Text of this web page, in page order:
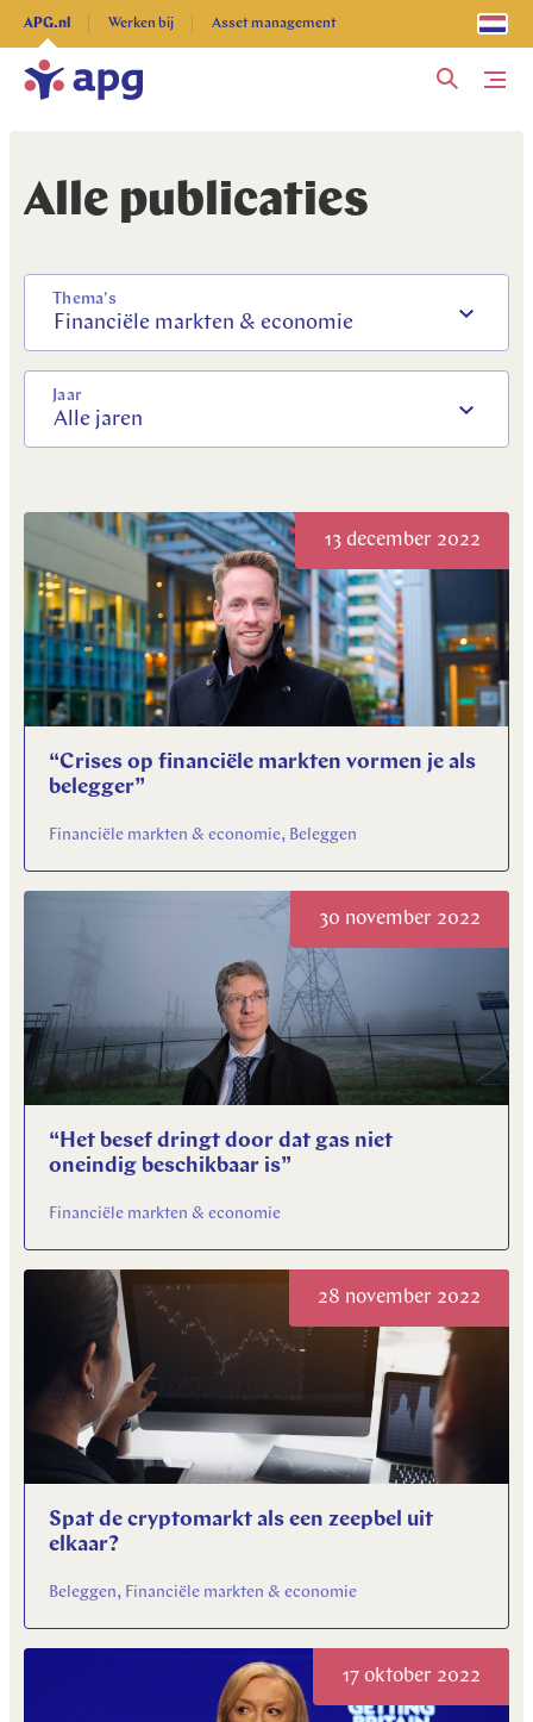
APG.nl Werken bij Asset management
Ontdek alles
Alle publicaties
Thema's
Financiële markten & economie
Jaar
Alle jaren
13 december 2022
“Crises op financiële markten vormen je als
belegger”
Financiële markten & economie, Beleggen
30 november 2022
“Het besef dringt door dat gas niet
oneindig beschikbaar is”
Financiële markten & economie
28 november 2022
Spat de cryptomarkt als een zeepbel uit
elkaar?
Beleggen, Financiële markten & economie
17 oktober 2022